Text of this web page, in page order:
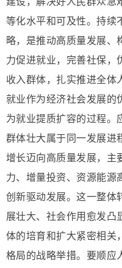
等化水平和可及性。持续
略，是推动高质量发展、
力促进就业，完善社保，
收入群体，扎实推进全体
就业作为经济社会发展的
为就业提质扩容的过程。
群体壮大属于同一发展进
增长迈向高质量发展，主
力、增量投资、资源能源
创新驱动发展。这一整体
展壮大、社会作用愈发凸
体的培育和扩大紧密相关
格局的战略举措。要顺应